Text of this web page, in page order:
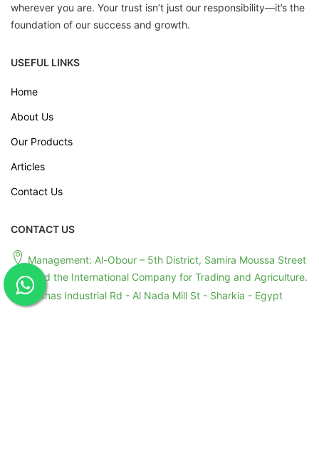
wherever you are. Your trust isn’t just our responsibility—it’s the
foundation of our success and growth.
USEFUL LINKS
Home
About Us
Our Products
Articles
Contact Us
CONTACT US
Management: Al-Obour – 5th District, Samira Moussa Street
– Behind the International Company for Trading and Agriculture.
Anshas Industrial Rd - Al Nada Mill St - Sharkia - Egypt